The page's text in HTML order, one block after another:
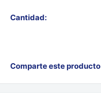
Cantidad:
Comparte este producto